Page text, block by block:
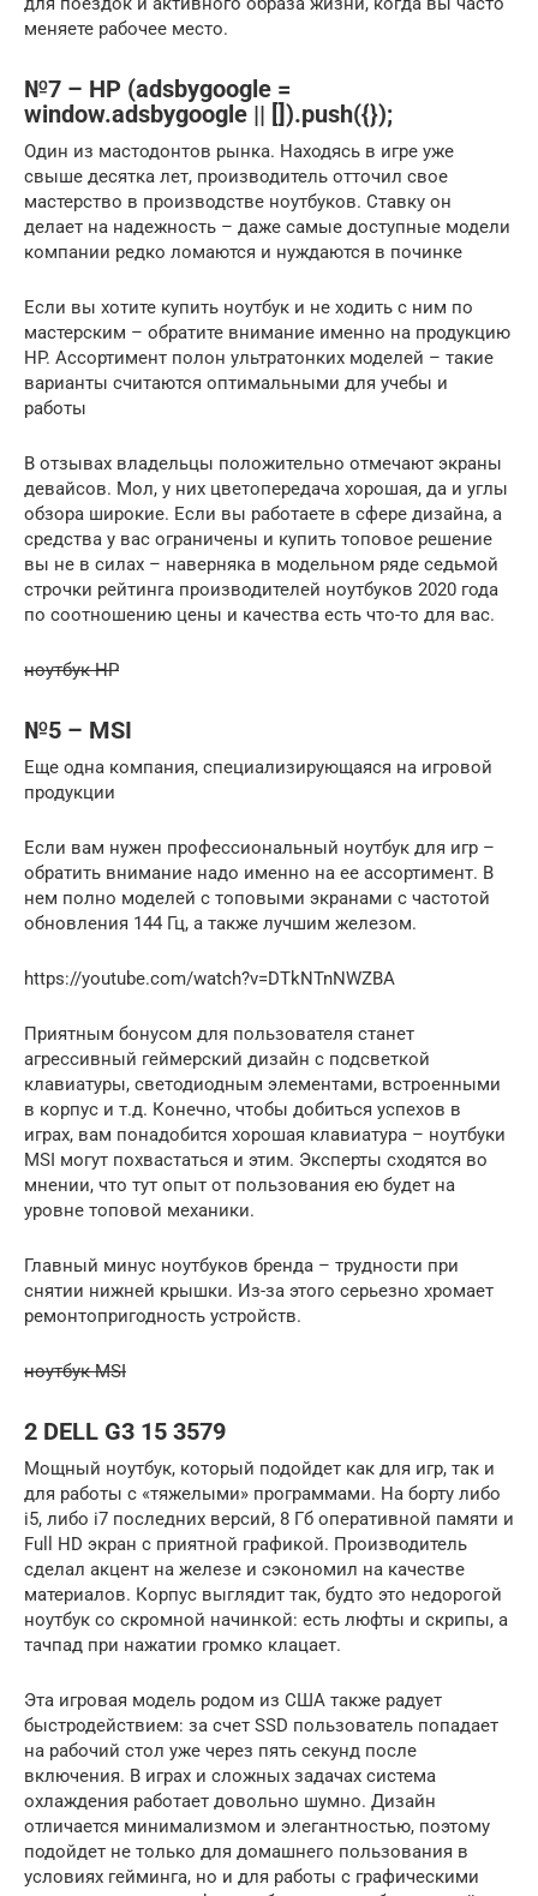
меняете рабочее место.
№7 – HP (adsbygoogle =
window.adsbygoogle || []).push({});
Один из мастодонтов рынка. Находясь в игре уже
свыше десятка лет, производитель отточил свое
мастерство в производстве ноутбуков. Ставку он
делает на надежность – даже самые доступные модели
компании редко ломаются и нуждаются в починке
Если вы хотите купить ноутбук и не ходить с ним по
мастерским – обратите внимание именно на продукцию
HP. Ассортимент полон ультратонких моделей – такие
варианты считаются оптимальными для учебы и
работы
В отзывах владельцы положительно отмечают экраны
девайсов. Мол, у них цветопередача хорошая, да и углы
обзора широкие. Если вы работаете в сфере дизайна, а
средства у вас ограничены и купить топовое решение
вы не в силах – наверняка в модельном ряде седьмой
строчки рейтинга производителей ноутбуков 2020 года
по соотношению цены и качества есть что-то для вас.
ноутбук HP
№5 – MSI
Еще одна компания, специализирующаяся на игровой
продукции
Если вам нужен профессиональный ноутбук для игр –
обратить внимание надо именно на ее ассортимент. В
нем полно моделей с топовыми экранами с частотой
обновления 144 Гц, а также лучшим железом.
https://youtube.com/watch?v=DTkNTnNWZBA
Приятным бонусом для пользователя станет
агрессивный геймерский дизайн с подсветкой
клавиатуры, светодиодным элементами, встроенными
в корпус и т.д. Конечно, чтобы добиться успехов в
играх, вам понадобится хорошая клавиатура – ноутбуки
MSI могут похвастаться и этим. Эксперты сходятся во
мнении, что тут опыт от пользования ею будет на
уровне топовой механики.
Главный минус ноутбуков бренда – трудности при
снятии нижней крышки. Из-за этого серьезно хромает
ремонтопригодность устройств.
ноутбук MSI
2 DELL G3 15 3579
Мощный ноутбук, который подойдет как для игр, так и
для работы с «тяжелыми» программами. На борту либо
i5, либо i7 последних версий, 8 Гб оперативной памяти и
Full HD экран с приятной графикой. Производитель
сделал акцент на железе и сэкономил на качестве
материалов. Корпус выглядит так, будто это недорогой
ноутбук со скромной начинкой: есть люфты и скрипы, а
тачпад при нажатии громко клацает.
Эта игровая модель родом из США также радует
быстродействием: за счет SSD пользователь попадает
на рабочий стол уже через пять секунд после
включения. В играх и сложных задачах система
охлаждения работает довольно шумно. Дизайн
отличается минимализмом и элегантностью, поэтому
подойдет не только для домашнего пользования в
условиях гейминга, но и для работы с графическими